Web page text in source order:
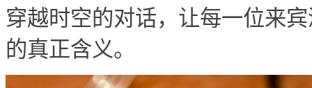
穿越时空的对话，让每一位来
的真正含义。